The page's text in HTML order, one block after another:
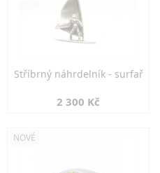
Stříbrný náhrdelník - surfař
2 300 Kč
NOVÉ